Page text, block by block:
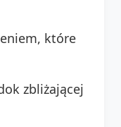
które
zbliżającej